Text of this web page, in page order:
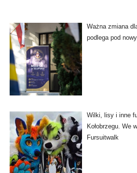
Ważna zmiana
podlega pod
Wilki, lisy i inne
Kołobrzegu. We
Fursuitwalk